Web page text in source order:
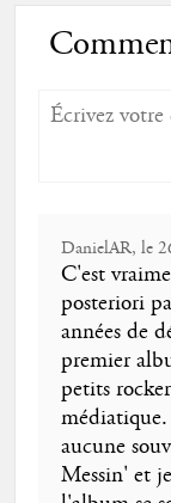
DanielAR, le
C'est
posteriori
années de
premier
petits
aucune
Messin' et